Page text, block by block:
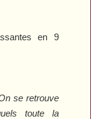
en 9
se retrouve
toute la